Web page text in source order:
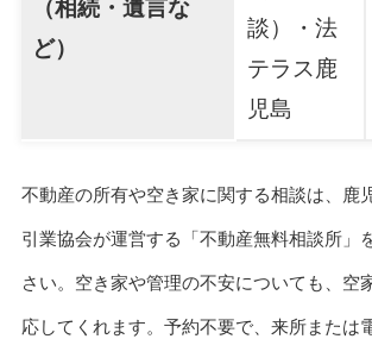
（相続・遺言な
ど）
談）・法
テラス鹿
児島
不動産の所有や空き家に関する相談は、鹿
引業協会が運営する「不動産無料相談所」
さい。空き家や管理の不安についても、空
応してくれます。予約不要で、来所または